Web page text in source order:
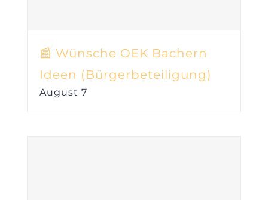
📰 Wünsche OEK Bachern
Ideen (Bürgerbeteiligung)
August 7